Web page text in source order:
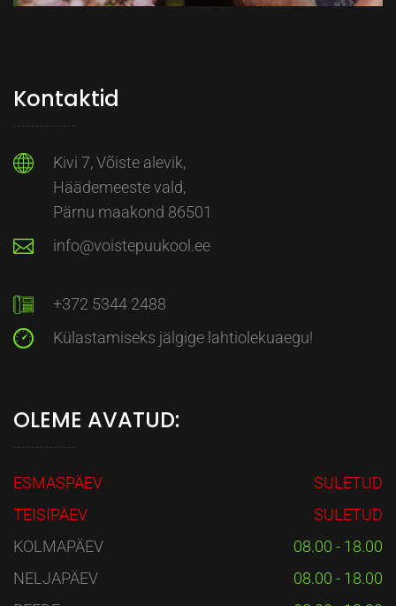
Kontaktid
Kivi 7, Võiste alevik,
Häädemeeste vald,
Pärnu maakond 86501
info@voistepuukool.ee
+372 5344 2488
Külastamiseks jälgige lahtiolekuaegu!
OLEME AVATUD:
ESMASPÄEV
SULETUD
TEISIPÄEV
SULETUD
KOLMAPÄEV
08.00 - 18.00
NELJAPÄEV
08.00 - 18.00